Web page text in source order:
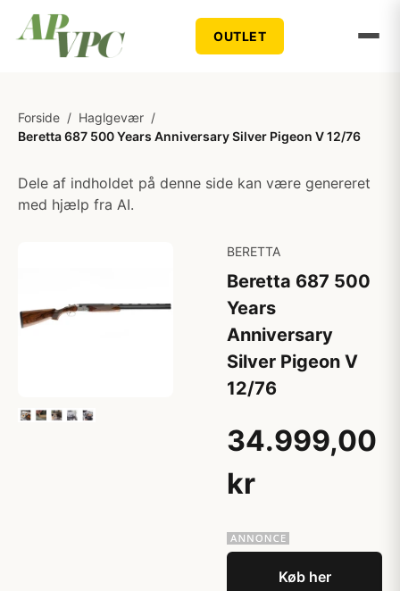
OUTLET
Forside / Haglgevær /
Beretta 687 500 Years Anniversary Silver Pigeon V 12/76
Dele af indholdet på denne side kan være genereret
med hjælp fra AI.
BERETTA
Beretta 687 500
Years
Anniversary
Silver Pigeon V
12/76
34.999,00
kr
Køb her